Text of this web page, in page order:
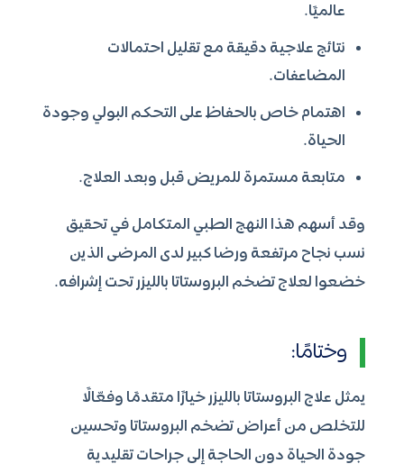
عالميًا.
نتائج علاجية دقيقة مع تقليل احتمالات
المضاعفات.
اهتمام خاص بالحفاظ على التحكم البولي وجودة
الحياة.
متابعة مستمرة للمريض قبل وبعد العلاج.
وقد أسهم هذا النهج الطبي المتكامل في تحقيق
نسب نجاح مرتفعة ورضا كبير لدى المرضى الذين
خضعوا لعلاج تضخم البروستاتا بالليزر تحت إشرافه.
وختامًا:
يمثل علاج البروستاتا بالليزر خيارًا متقدمًا وفعّالًا
للتخلص من أعراض تضخم البروستاتا وتحسين
جودة الحياة دون الحاجة إلى جراحات تقليدية